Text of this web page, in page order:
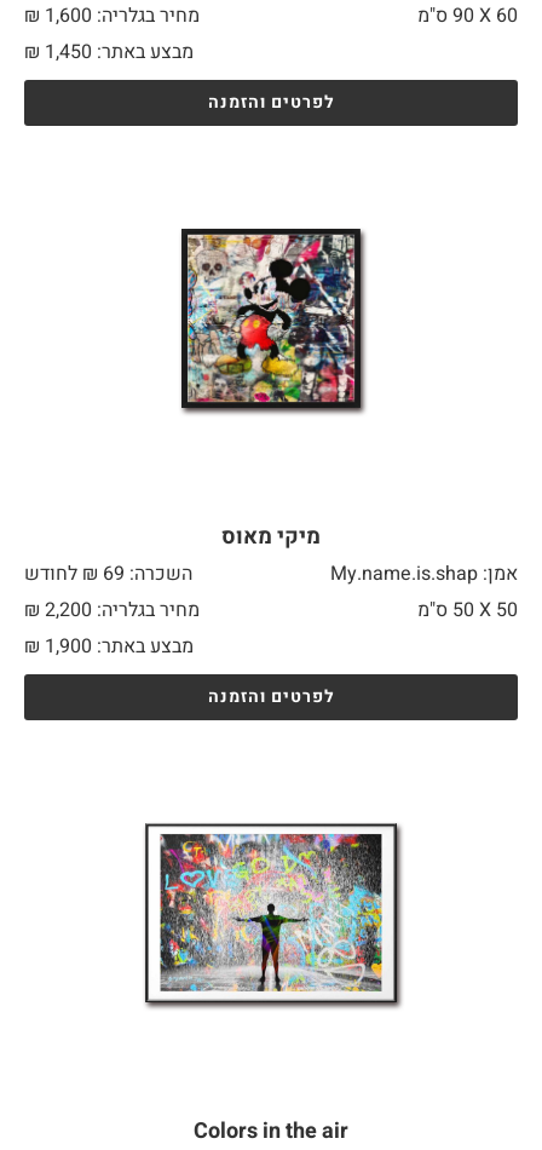
60 X
מחיר בגלריה: 1,600 ₪
מבצע באתר:
₪ 1,450
לפרטים והזמנה
מיקי מאוס
אמן: My.name.is.shap
השכרה: 69 ₪ לחודש
50 X
מחיר בגלריה: 2,200 ₪
מבצע באתר:
₪ 1,900
לפרטים והזמנה
Colors in the air